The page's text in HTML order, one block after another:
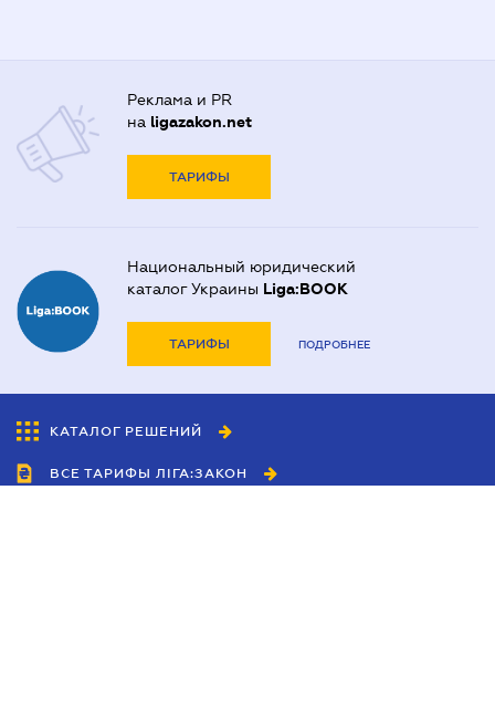
Реклама и PR
на ligazakon.net
ТАРИФЫ
Национальный юридический
каталог Украины Liga:BOOK
ТАРИФЫ ПОДРОБНЕЕ
КАТАЛОГ РЕШЕНИЙ
ВСЕ ТАРИФЫ ЛІГА:ЗАКОН